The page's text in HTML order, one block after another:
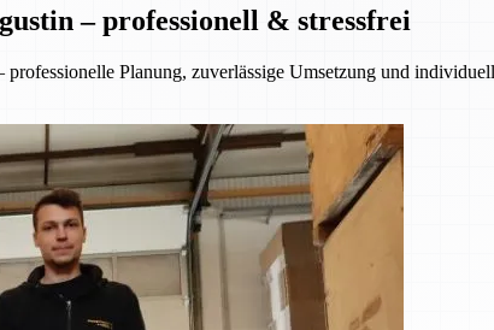
– professionell & stressfrei
Planung, zuverlässige Umsetzung und